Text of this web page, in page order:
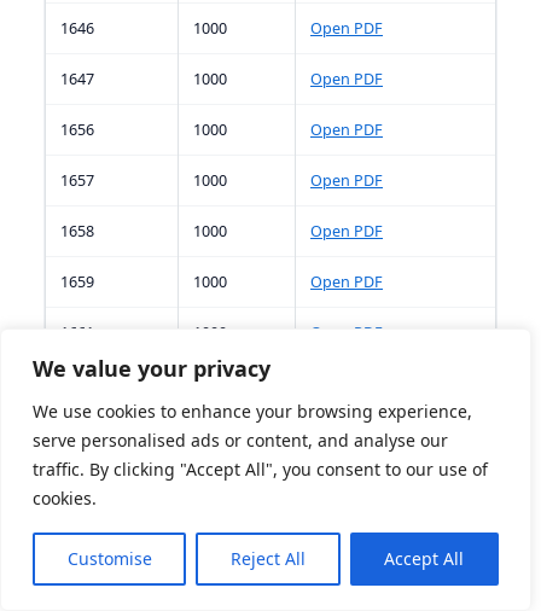
We value your privacy
We use cookies to enhance your browsing experience,
serve personalised ads or content, and analyse our
traffic. By clicking "Accept All", you consent to our use of
cookies.
Customise Reject All Accept All
1646 1000 Open PDF
1647 1000 Open PDF
1656 1000 Open PDF
1657 1000 Open PDF
1658 1000 Open PDF
1659 1000 Open PDF
1661 1000 Open PDF
1662 1000
1663 1000 Open PDF
1000
1665 1000 Open PDF
1667 1000 Open PDF